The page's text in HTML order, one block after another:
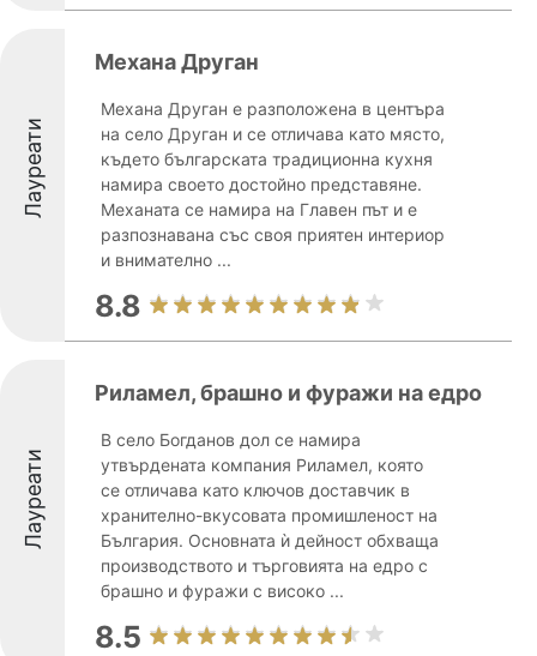
Лауреати
Механа Друган
Механа Друган е разположена в центъра
на село Друган и се отличава като място,
където българската традиционна кухня
намира своето достойно представяне.
Механата се намира на Главен път и е
разпознавана със своя приятен интериор
и внимателно ...
8.8
Лауреати
Риламел, брашно и фуражи на едро
В село Богданов дол се намира
утвърдената компания Риламел, която
се отличава като ключов доставчик в
хранително-вкусовата промишленост на
България. Основната ѝ дейност обхваща
производството и търговията на едро с
брашно и фуражи с високо ...
8.5